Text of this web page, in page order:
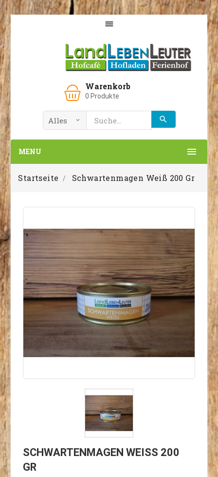

Warenkorb
0 Produkte

MENU
Startseite Schwartenmagen Weiß 200 Gr
SCHWARTENMAGEN WEISS 200 G
R